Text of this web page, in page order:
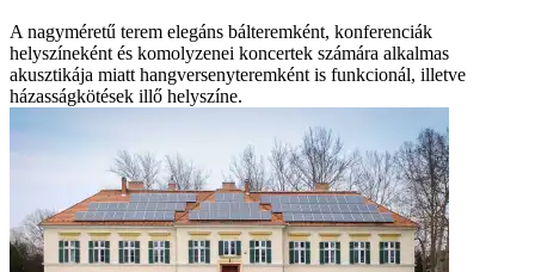
A nagyméretű terem elegáns bálteremként, konferenciák
helyszíneként és komolyzenei koncertek számára alkalmas
akusztikája miatt hangversenyteremként is funkcionál, illetve
házasságkötések illő helyszíne.